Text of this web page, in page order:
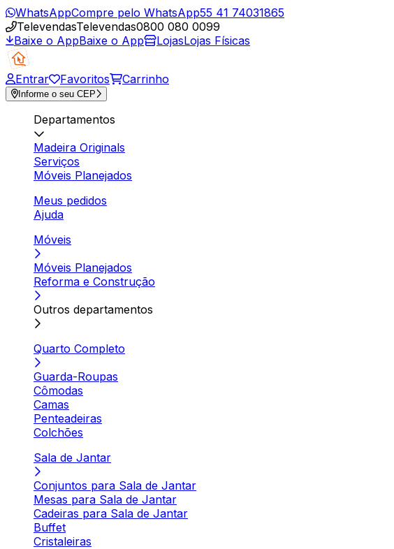
WhatsAppCompre pelo WhatsApp55 41 74031865
TelevendasTelevendas0800 080 0099
Baixe o AppBaixe o App LojasLojas Físicas
Entrar Favoritos Carrinho
Informe o seu CEP
Departamentos
Madeira Originals
Serviços
Móveis Planejados
Meus pedidos
Ajuda
Móveis
Móveis Planejados
Reforma e Construção
Outros departamentos
Quarto Completo
Guarda-Roupas
Cômodas
Camas
Penteadeiras
Colchões
Sala de Jantar
Conjuntos para Sala de Jantar
Mesas para Sala de Jantar
Cadeiras para Sala de Jantar
Buffet
Cristaleiras